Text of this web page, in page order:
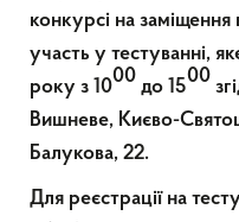
конкурсі на
участь у тестуванні,
року з 1000 до 1500
Вишневе, Києво-
Балукова, 22.
Для реєстрації на